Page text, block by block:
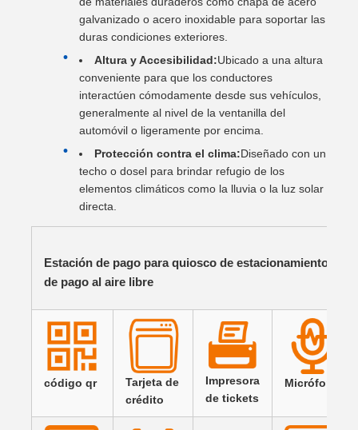
galvanizado o acero inoxidable para soportar las
duras condiciones exteriores.
Altura y Accesibilidad:Ubicado a una altura
conveniente para que los conductores
interactúen cómodamente desde sus vehículos,
generalmente al nivel de la ventanilla del
automóvil o ligeramente por encima.
Protección contra el clima:Diseñado con un
techo o dosel para brindar refugio de los
elementos climáticos como la lluvia o la luz solar
directa.
Estación de pago para quiosco de estacionamiento
de pago al aire libre
código qr
Tarjeta de
crédito
Impresora
de tickets
Micrófono